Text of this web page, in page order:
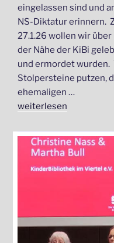
eingelassen sind und
NS-Diktatur erinnern.
27.1.26 wollen wir
der Nähe der KiBi
und ermordet
Stolpersteine putzen,
ehemaligen …
„Stolpersteine
weiterlesen